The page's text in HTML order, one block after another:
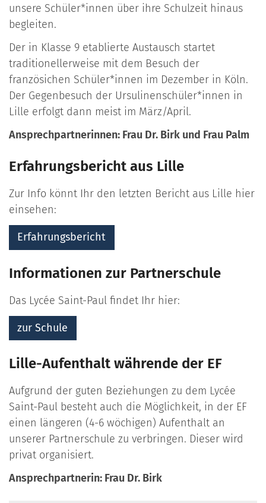
unsere Schüler*innen über ihre Schulzeit hinaus
begleiten.
Der in Klasse 9 etablierte Austausch startet
traditionellerweise mit dem Besuch der
französichen Schüler*innen im Dezember in Köln.
Der Gegenbesuch der Ursulinenschüler*innen in
Lille erfolgt dann meist im März/April.
Ansprechpartnerinnen: Frau Dr. Birk und Frau Palm
Erfahrungsbericht aus Lille
Zur Info könnt Ihr den letzten Bericht aus Lille hier
einsehen:
Erfahrungsbericht
Informationen zur Partnerschule
Das Lycée Saint-Paul findet Ihr hier:
zur Schule
Lille-Aufenthalt währende der EF
Aufgrund der guten Beziehungen zu dem Lycée
Saint-Paul besteht auch die Möglichkeit, in der EF
einen längeren (4-6 wöchigen) Aufenthalt an
unserer Partnerschule zu verbringen. Dieser wird
privat organisiert.
Ansprechpartnerin: Frau Dr. Birk